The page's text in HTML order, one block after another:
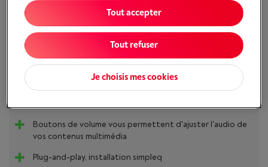
´Contrôle total sur vos présentations´
Rechargeable via USB-A et USB-C grâce à l'adaptateur
Boutons de volume vous permettent d'ajuster l'audio de
vos contenus multimédia
Plug-and-play, installation simpleq
Je choisis mes cookies
Tout refuser
Tout accepter